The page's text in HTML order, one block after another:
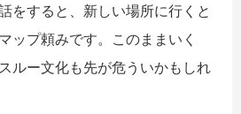
をすると、新しい場所に行くと
ップ頼みです。このままいく
ルー文化も先が危ういかもしれ